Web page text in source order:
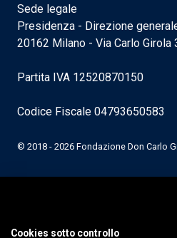
Sede legale
Presidenza - Direzione
20162 Milano - Via Carlo Girola
Partita IVA 12520870150
Codice Fiscale 04793650583
© 2018 - 2026 Fondazione Don Carlo
Cookies sotto controllo